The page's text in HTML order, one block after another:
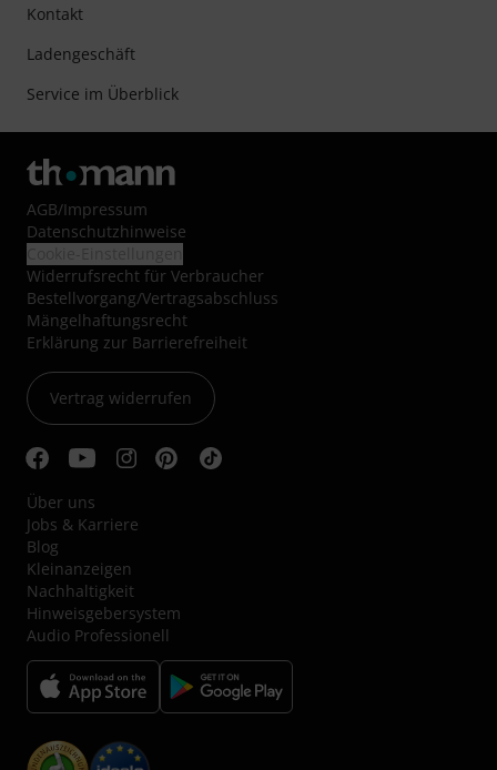
Kontakt
Ladengeschäft
Service im Überblick
AGB/Impressum
Datenschutzhinweise
Widerrufsrecht für Verbraucher
Bestellvorgang/Vertragsabschluss
Mängelhaftungsrecht
Erklärung zur Barrierefreiheit
Vertrag widerrufen
Über uns
Jobs & Karriere
Blog
Kleinanzeigen
Nachhaltigkeit
Hinweisgebersystem
Audio Professionell